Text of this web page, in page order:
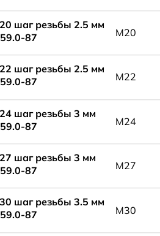
шаг резьбы 2.5 мм
87
М20
шаг резьбы 2.5 мм
87
М22
шаг резьбы 3 мм
87
М24
шаг резьбы 3 мм
87
М27
шаг резьбы 3.5 мм
87
М30